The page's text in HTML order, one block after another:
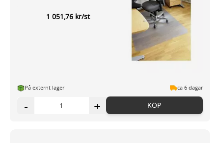
1 051,76 kr/st
På externt lager ca 6 dagar
- + KÖP